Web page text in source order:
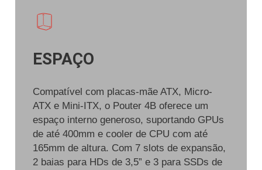
ESPAÇO
Compatível com placas-mãe ATX, Micro-
ATX e Mini-ITX, o Pouter 4B oferece um
espaço interno generoso, suportando GPUs
de até 400mm e cooler de CPU com até
165mm de altura. Com 7 slots de expansão,
2 baias para HDs de 3,5” e 3 para SSDs de